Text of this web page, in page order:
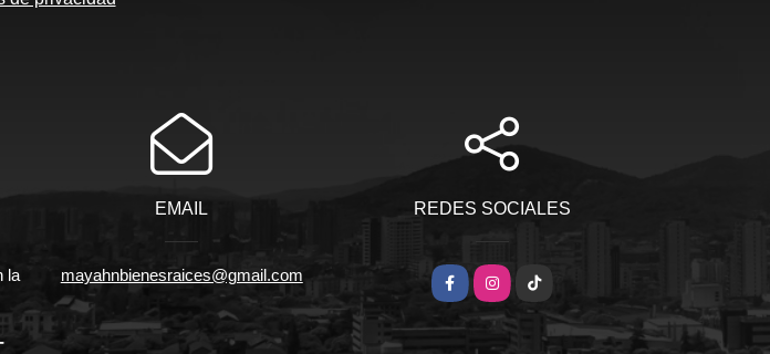
la
EMAIL
mayahnbienesraices@gmail.com
REDES SOCIALES
FacebookInstagram
TikTok